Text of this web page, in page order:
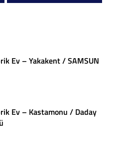
Ev – Yakakent / SAMSUN
Ev – Kastamonu / Daday